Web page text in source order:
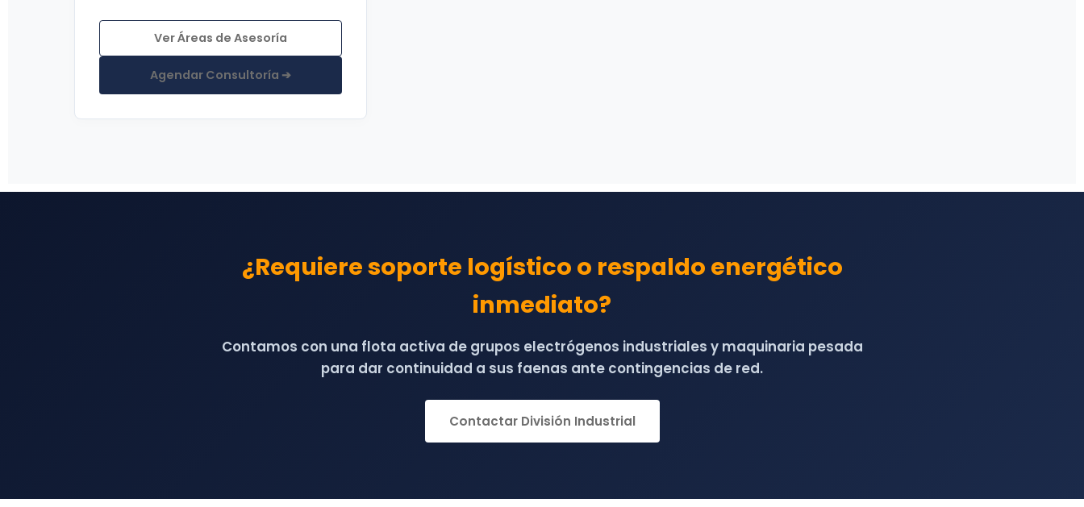
Ver Áreas de Asesoría
Agendar Consultoría ➔
¿Requiere soporte logístico o respaldo energético
inmediato?
Contamos con una flota activa de grupos electrógenos industriales y maquinaria pesada
para dar continuidad a sus faenas ante contingencias de red.
Contactar División Industrial